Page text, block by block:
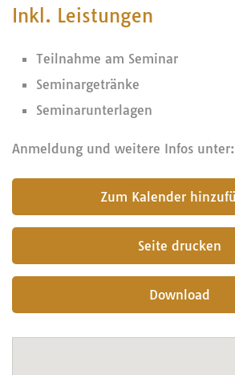
Inkl. Leistungen
Teilnahme am Seminar
Seminargetränke
Seminarunterlagen
Anmeldung und weitere Infos unter:
Seite drucken
Download